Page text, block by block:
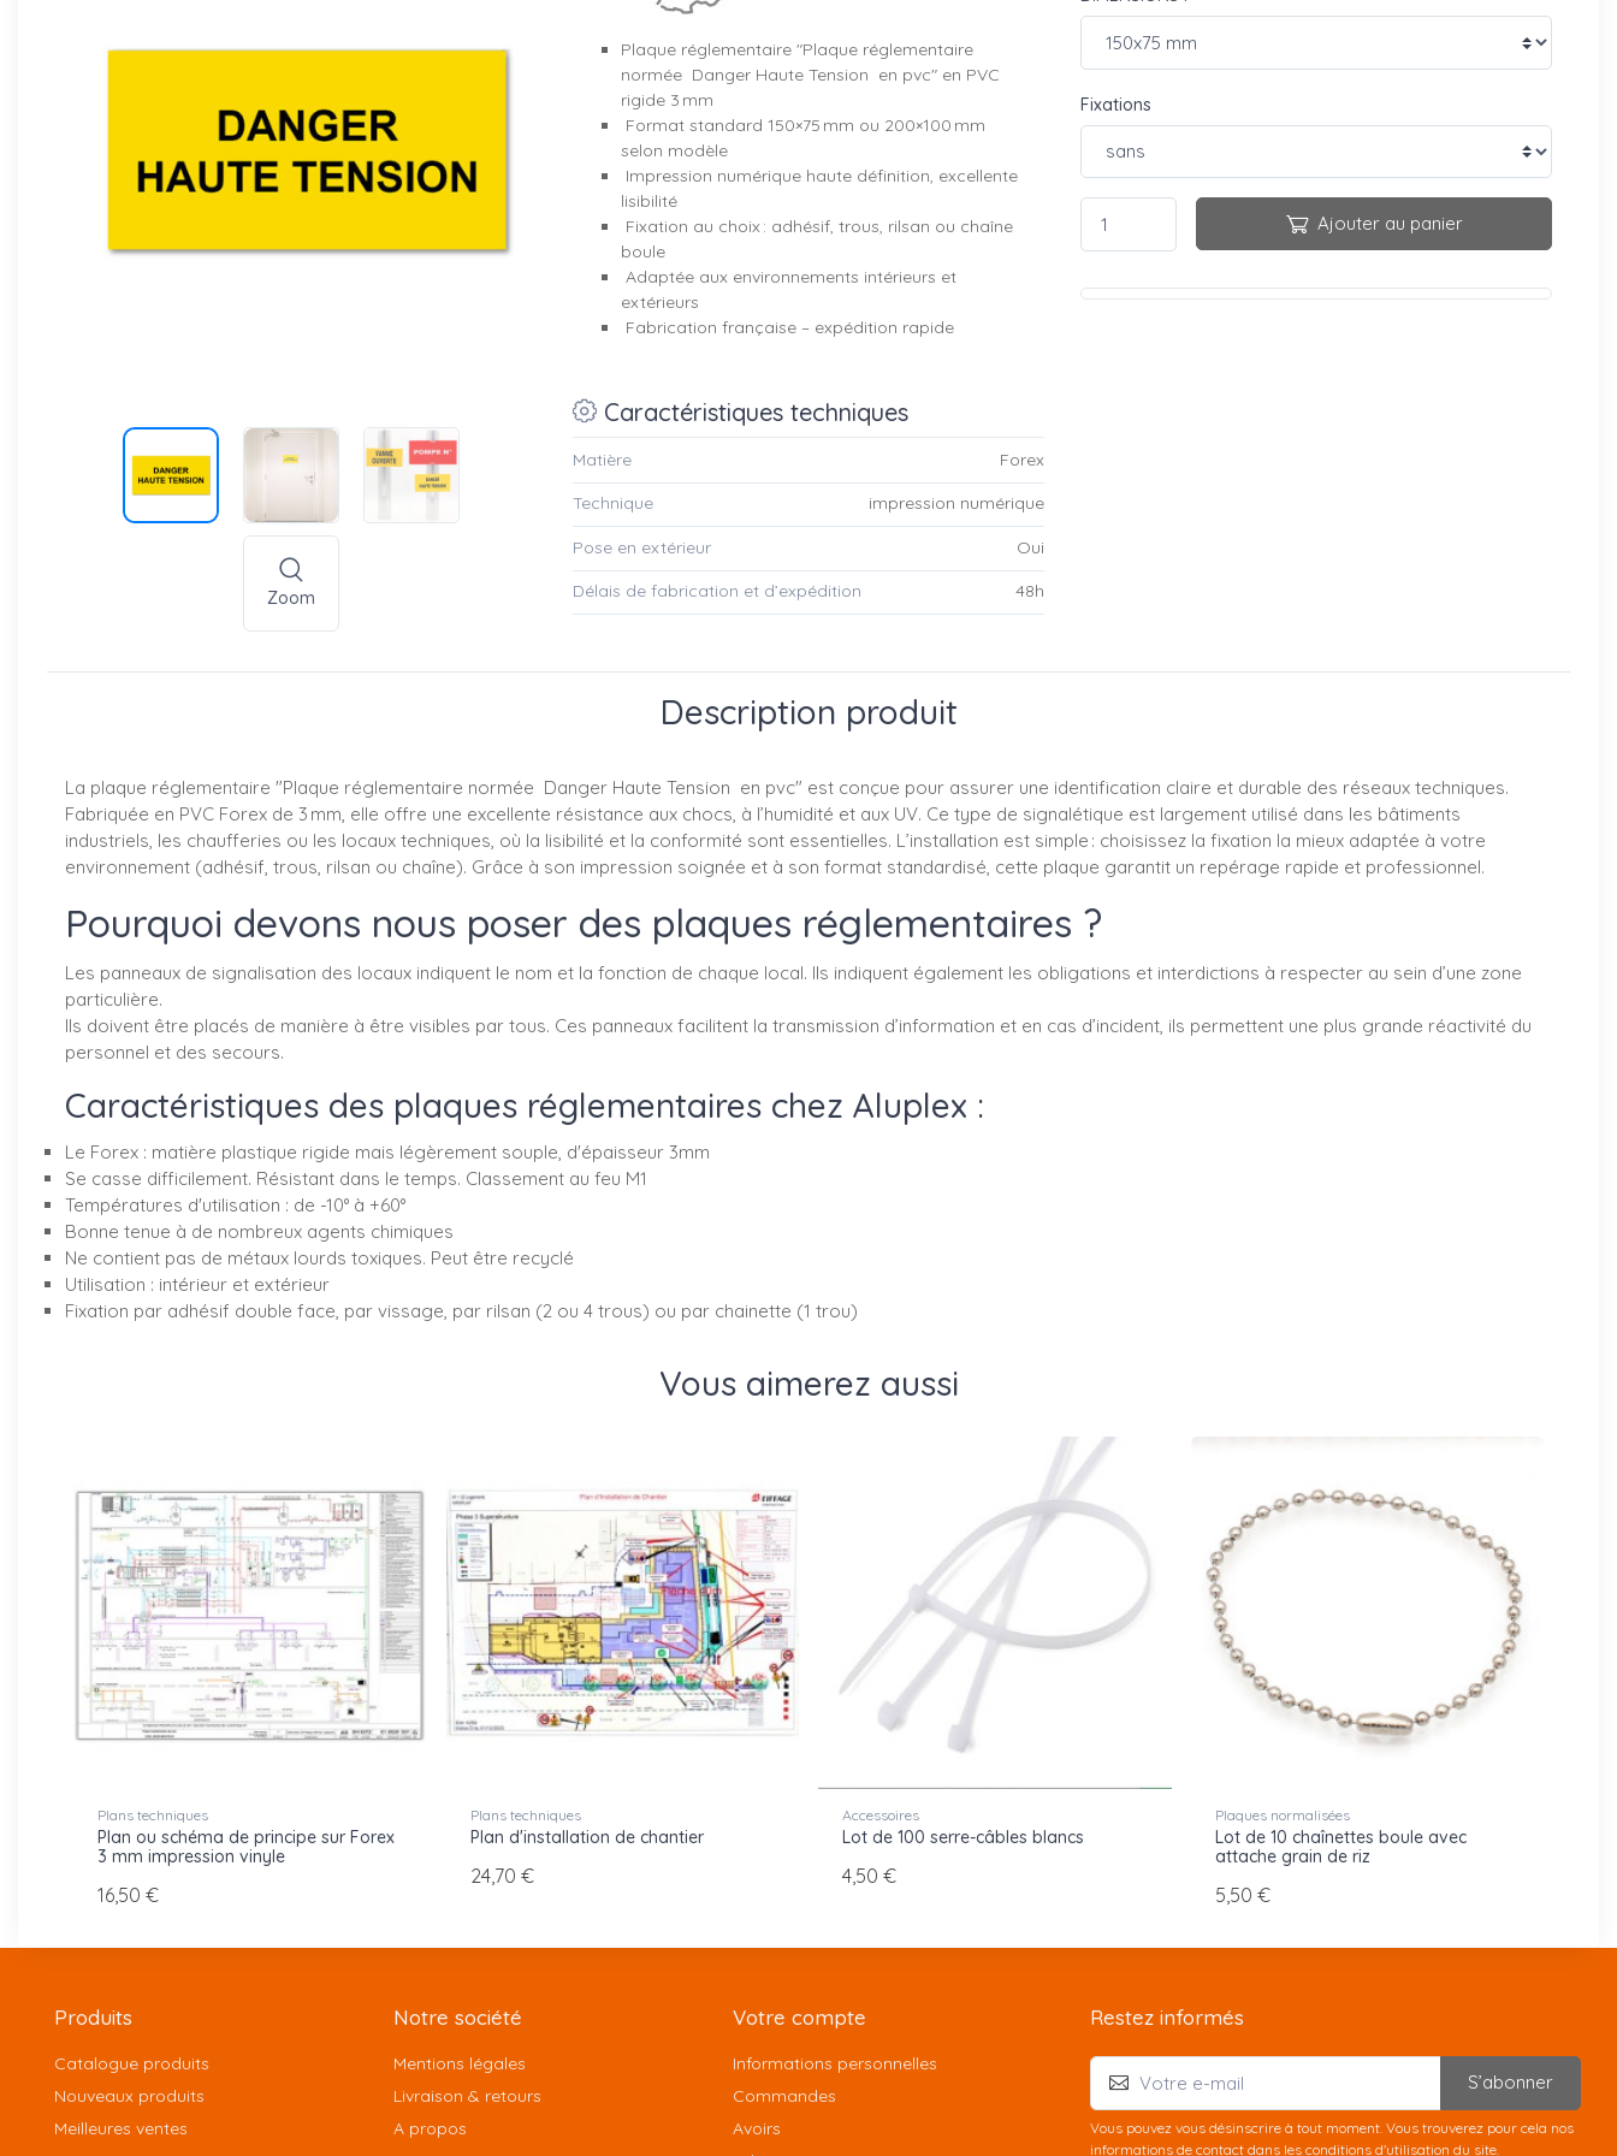
Zoom
Plaque réglementaire "Plaque réglementaire
normée Danger Haute Tension en pvc" en PVC
rigide 3 mm
Format standard 150×75 mm ou 200×100 mm
selon modèle
Impression numérique haute définition, excellente
lisibilité
Fixation au choix : adhésif, trous, rilsan ou chaîne
boule
Adaptée aux environnements intérieurs et
extérieurs
Fabrication française – expédition rapide
Caractéristiques techniques
Matière Forex
Technique impression numérique
Pose en extérieur Oui
Délais de fabrication et d’expédition 48h
Fixations
Ajouter au panier
Description produit
La plaque réglementaire "Plaque réglementaire normée Danger Haute Tension en pvc" est conçue pour assurer une identification claire et durable des réseaux techniques.
Fabriquée en PVC Forex de 3 mm, elle offre une excellente résistance aux chocs, à l’humidité et aux UV. Ce type de signalétique est largement utilisé dans les bâtiments
industriels, les chaufferies ou les locaux techniques, où la lisibilité et la conformité sont essentielles. L’installation est simple : choisissez la fixation la mieux adaptée à votre
environnement (adhésif, trous, rilsan ou chaîne). Grâce à son impression soignée et à son format standardisé, cette plaque garantit un repérage rapide et professionnel.
Pourquoi devons nous poser des plaques réglementaires ?
Les panneaux de signalisation des locaux indiquent le nom et la fonction de chaque local. Ils indiquent également les obligations et interdictions à respecter au sein d’une zone
particulière.
Ils doivent être placés de manière à être visibles par tous. Ces panneaux facilitent la transmission d’information et en cas d’incident, ils permettent une plus grande réactivité du
personnel et des secours.
Caractéristiques des plaques réglementaires chez Aluplex :
Le Forex : matière plastique rigide mais légèrement souple, d'épaisseur 3mm
Se casse difficilement. Résistant dans le temps. Classement au feu M1
Températures d'utilisation : de -10° à +60°
Bonne tenue à de nombreux agents chimiques
Ne contient pas de métaux lourds toxiques. Peut être recyclé
Utilisation : intérieur et extérieur
Fixation par adhésif double face, par vissage, par rilsan (2 ou 4 trous) ou par chainette (1 trou)
Vous aimerez aussi
Plans techniques
Plan ou schéma de principe sur Forex
3 mm impression vinyle
16,50 €
Plans techniques
Plan d'installation de chantier
24,70 €
Accessoires
Lot de 100 serre-câbles blancs
4,50 €
Plaques normalisées
Lot de 10 chaînettes boule avec
attache grain de riz
5,50 €
Produits
Catalogue produits
Nouveaux produits
Meilleures ventes
Notre société
Mentions légales
Livraison & retours
A propos
Votre compte
Informations personnelles
Commandes
Avoirs
Restez informés
S’abonner
Vous pouvez vous désinscrire à tout moment. Vous trouverez pour cela nos
informations de contact dans les conditions d'utilisation du site.